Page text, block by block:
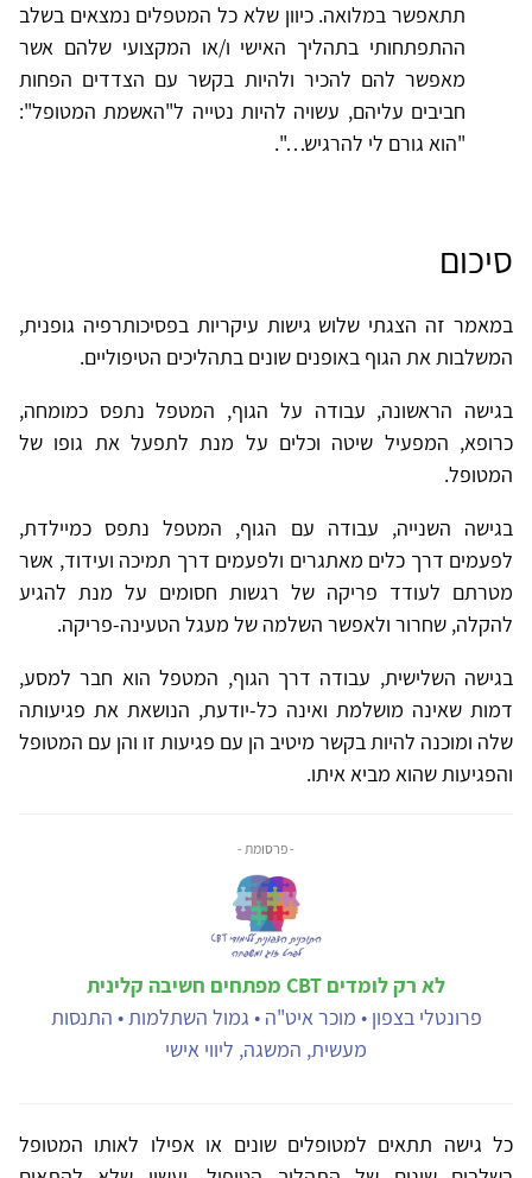
תתאפשר במלואה. כיוון שלא כל המטפלים נמצאים בשלב
ההתפתחותי בתהליך האישי ו/או המקצועי שלהם אשר
מאפשר להם להכיר ולהיות בקשר עם הצדדים הפחות
חביבים עליהם, עשויה להיות נטייה ל"האשמת המטופל":
"הוא גורם לי להרגיש…".
סיכום
במאמר זה הצגתי שלוש גישות עיקריות בפסיכותרפיה גופנית,
המשלבות את הגוף באופנים שונים בתהליכים הטיפוליים.
בגישה הראשונה, עבודה על הגוף, המטפל נתפס כמומחה,
כרופא, המפעיל שיטה וכלים על מנת לתפעל את גופו של
המטופל.
בגישה השנייה, עבודה עם הגוף, המטפל נתפס כמיילדת,
לפעמים דרך כלים מאתגרים ולפעמים דרך תמיכה ועידוד, אשר
מטרתם לעודד פריקה של רגשות חסומים על מנת להגיע
להקלה, שחרור ולאפשר השלמה של מעגל הטעינה-פריקה.
בגישה השלישית, עבודה דרך הגוף, המטפל הוא חבר למסע,
דמות שאינה מושלמת ואינה כל-יודעת, הנושאת את פגיעותה
שלה ומוכנה להיות בקשר מיטיב הן עם פגיעות זו והן עם המטופל
והפגיעות שהוא מביא איתו.
- פרסומת -
לא רק לומדים CBT מפתחים חשיבה קלינית
פרונטלי בצפון • מוכר איט"ה • גמול השתלמות • התנסות
מעשית, המשגה, ליווי אישי
כל גישה תתאים למטופלים שונים או אפילו לאותו המטופל